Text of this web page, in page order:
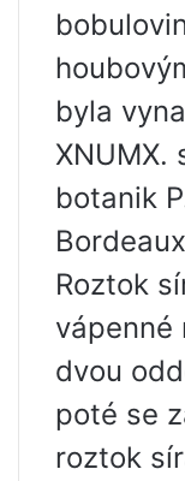
byla
XNUMX.
botanik
Roztok
vápenné
dvou
poté se
roztok